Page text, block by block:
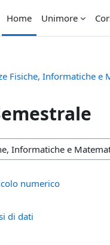
Home
Unimore
Fisiche, Informatiche e
numerico
di dati